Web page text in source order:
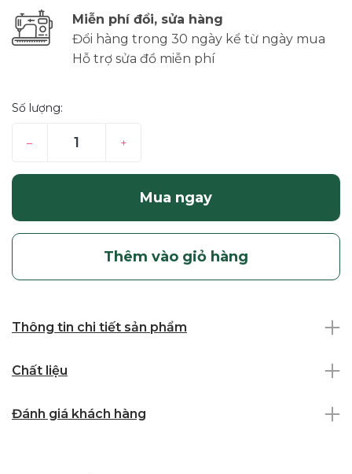
Miễn phí đổi, sửa hàng
Đổi hàng trong 30 ngày kể từ ngày mua
Hỗ trợ sửa đồ miễn phí
Số lượng:
– +
Mua ngay
Thêm vào giỏ hàng
Thông tin chi tiết sản phẩm
Chất liệu
Đánh giá khách hàng